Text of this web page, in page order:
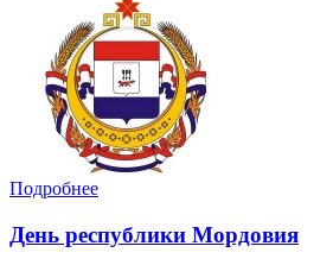
Подробнее
День республики Мордовия